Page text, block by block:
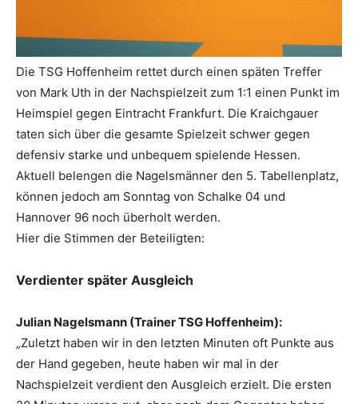
Die TSG Hoffenheim rettet durch einen späten Treffer
von Mark Uth in der Nachspielzeit zum 1:1 einen Punkt im
Heimspiel gegen Eintracht Frankfurt. Die Kraichgauer
taten sich über die gesamte Spielzeit schwer gegen
defensiv starke und unbequem spielende Hessen.
Aktuell belengen die Nagelsmänner den 5. Tabellenplatz,
können jedoch am Sonntag von Schalke 04 und
Hannover 96 noch überholt werden.
Hier die Stimmen der Beteiligten:
Verdienter später Ausgleich
Julian Nagelsmann (Trainer TSG Hoffenheim):
„Zuletzt haben wir in den letzten Minuten oft Punkte aus
der Hand gegeben, heute haben wir mal in der
Nachspielzeit verdient den Ausgleich erzielt. Die ersten